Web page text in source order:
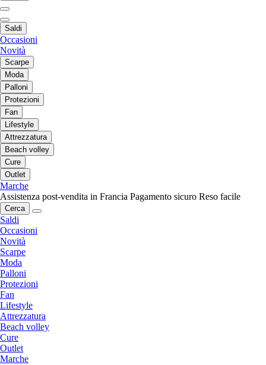
Saldi
Occasioni
Novità
Scarpe
Moda
Palloni
Protezioni
Fan
Lifestyle
Attrezzatura
Beach volley
Cure
Outlet
Marche
Assistenza post-vendita in Francia Pagamento sicuro Reso facile
Cerca
Saldi
Occasioni
Novità
Scarpe
Moda
Palloni
Protezioni
Fan
Lifestyle
Attrezzatura
Beach volley
Cure
Outlet
Marche